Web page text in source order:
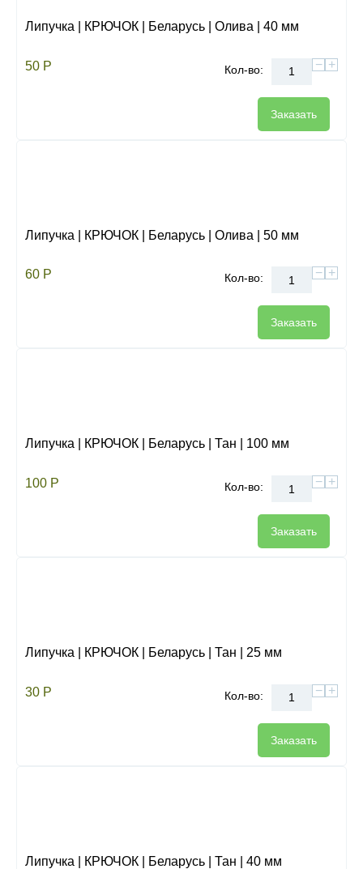
Липучка | КРЮЧОК | Беларусь | Олива | 40 мм
50 Р Кол-во: +
−
Заказать
Липучка | КРЮЧОК | Беларусь | Олива | 50 мм
60 Р Кол-во: +
−
Заказать
Липучка | КРЮЧОК | Беларусь | Тан | 100 мм
100 Р Кол-во: +
−
Заказать
Липучка | КРЮЧОК | Беларусь | Тан | 25 мм
30 Р Кол-во: +
−
Заказать
Липучка | КРЮЧОК | Беларусь | Тан | 40 мм